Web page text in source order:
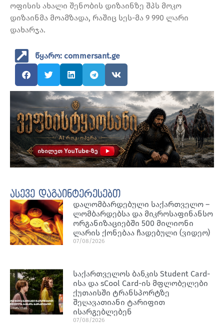
ოფისის ახალი შენობის დიზაინზე შპს მოკო
დიზაინმა მოამზადა, რაშიც სეს-მა 9 990 ლარი
დახარჯა.
წყარო: commersant.ge
ასევე დაგაინტერესებთ
დალომბარდებული საქართველო –
ლომბარდებსა და მიკროსაფინანსო
ორგანიზაციებში 500 მილიონი
ლარის ქონებაა ჩადებული (ვიდეო)
07/08/2026
საქართველოს ბანკის Student Card-
ისა და sCool Card-ის მფლობელები
ქუთაისში ტრანსპორტზე
შეღავათიანი ტარიფით
ისარგებლებენ
07/08/2026